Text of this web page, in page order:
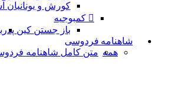
کورش و یونانیان
کمبوجیه
باز جستن کین پدر
شاهنامه فردوسی
همه متن کامل شاهنامه